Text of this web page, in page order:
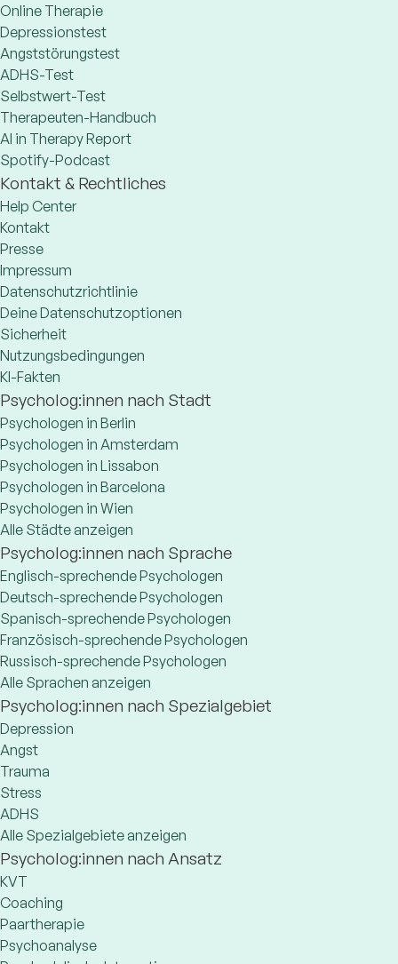
Online Therapie
Depressionstest
Angststörungstest
ADHS-Test
Selbstwert-Test
Therapeuten-Handbuch
AI in Therapy Report
Spotify-Podcast
Kontakt & Rechtliches
Help Center
Kontakt
Presse
Impressum
Datenschutzrichtlinie
Deine Datenschutzoptionen
Sicherheit
Nutzungsbedingungen
KI-Fakten
Psycholog:innen nach Stadt
Psychologen in Berlin
Psychologen in Amsterdam
Psychologen in Lissabon
Psychologen in Barcelona
Psychologen in Wien
Alle Städte anzeigen
Psycholog:innen nach Sprache
Englisch-sprechende Psychologen
Deutsch-sprechende Psychologen
Spanisch-sprechende Psychologen
Französisch-sprechende Psychologen
Russisch-sprechende Psychologen
Alle Sprachen anzeigen
Psycholog:innen nach Spezialgebiet
Depression
Angst
Trauma
Stress
ADHS
Alle Spezialgebiete anzeigen
Psycholog:innen nach Ansatz
KVT
Coaching
Paartherapie
Psychoanalyse